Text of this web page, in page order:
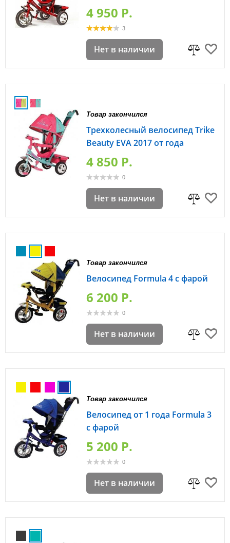
4 950 P.
3
Нет в наличии
Товар закончился
Трехколесный велосипед Trike
Beauty EVA 2017 от года
4 850 P.
0
Нет в наличии
Товар закончился
Велосипед Formula 4 с фарой
6 200 P.
0
Нет в наличии
Товар закончился
Велосипед от 1 года Formula 3
с фарой
5 200 P.
0
Нет в наличии